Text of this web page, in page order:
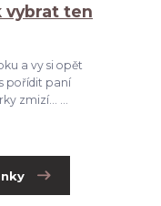
vybrat ten
a vy si opět
pořídit paní
zmizí... ...